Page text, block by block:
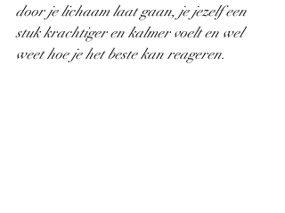
door je lichaam laat gaan, je jezelf een
stuk krachtiger en kalmer voelt en wel
weet hoe je het beste kan reageren.